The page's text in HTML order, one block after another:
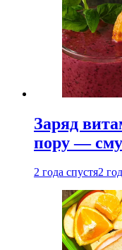
Заряд
пору —
2 года спустя2